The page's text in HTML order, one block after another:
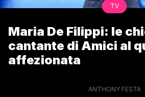
TV
Maria De Filippi: le
cantante di Amici al
affezionata
ANTHONY FESTA